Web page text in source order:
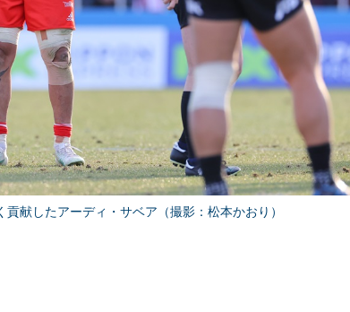
献したアーディ・サベア（撮影：松本かおり）